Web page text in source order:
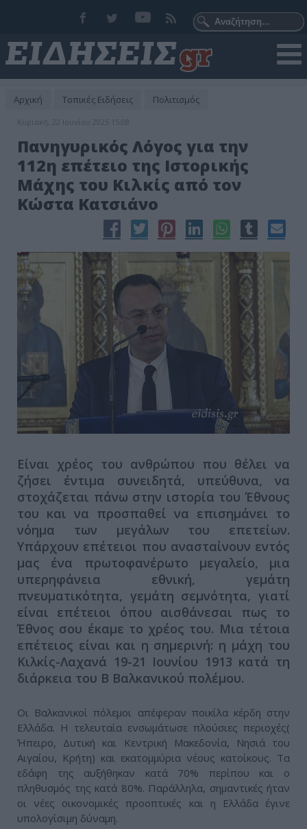
Αρχική Τοπικές Ειδήσεις Πολιτισμός
Κυριακή, 22 Ιουνίου 2025 15:08
Πανηγυρικός Λόγος για την
112η επέτειο της Ιστορικής
Μάχης του Κιλκίς από τον
Κώστα Κατσιάνο
Είναι χρέος του ανθρώπου που θέλει να
ζήσει έντιμα συνειδητά, υπεύθυνα, να
στοχάζεται πάνω στην ιστορία του Έθνους
του και να προσπαθεί να επισημάνει το
νόημα των μεγάλων του επετείων.
Υπάρχουν επέτειοι που ανασταίνουν εντός
μας ένα πρωτοφανέρωτο μεγαλείο, μια
υπερηφάνεια εθνική, γεμάτη
πνευματικότητα, γεμάτη σεμνότητα, γιατί
είναι επέτειοι όπου αισθάνεσαι πως το
Έθνος σου έκαμε το χρέος του. Μια τέτοια
επέτειος είναι και η σημερινή: η μάχη του
Κιλκίς-Λαχανά 19-21 Ιουνίου 1913 κατά τη
διάρκεια του Β Βαλκανικού πολέμου.
Οι Βαλκανικοί πόλεμοι απέφεραν ποικίλα κέρδη στην
Ελλάδα. Η τελευταία ενσωμάτωσε πλούσιες περιοχές(
Ήπειρο, Δυτική και Κεντρική Μακεδονία, Νησιά του
Αιγαίου, Κρήτη) και εκατομμύρια νέους κατοίκους. Τα
εδάφη της αυξήθηκαν κατά 70% περίπου και ο
πληθυσμός της κατά 80%. Παράλληλα, σημαντικές ήταν
οι νέες οικονομικές προοπτικές και η Ελλάδα έγινε
υπολογίσιμη δύναμη.